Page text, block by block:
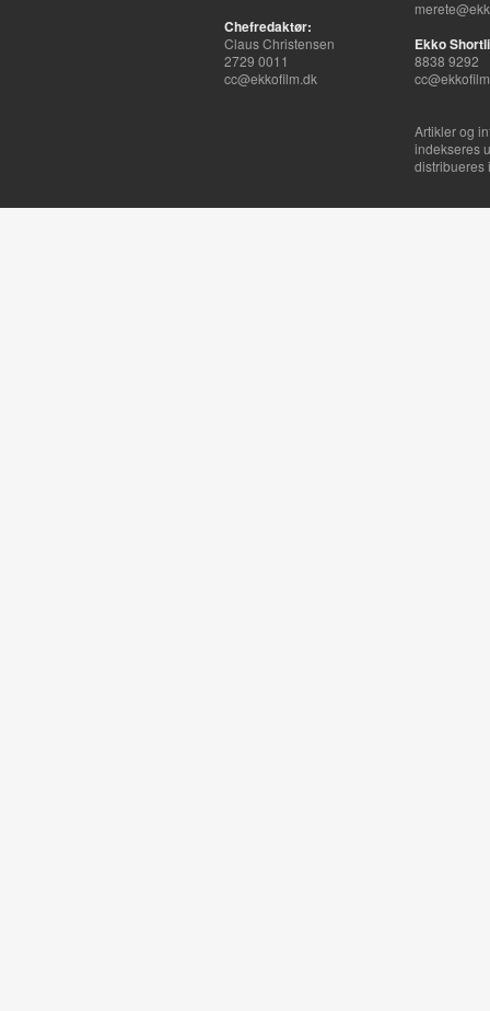
Chefredaktør:
Claus Christensen
2729 0011
cc@ekkofilm.dk
Ekko
8838 9292
Artikler og
indekseres
distribueres